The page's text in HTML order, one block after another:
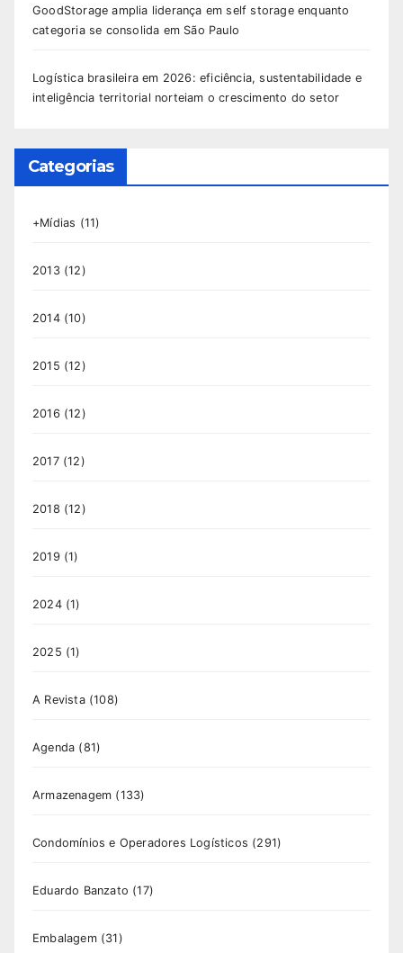
GoodStorage amplia liderança em self storage enquanto
categoria se consolida em São Paulo
Logística brasileira em 2026: eficiência, sustentabilidade e
inteligência territorial norteiam o crescimento do setor
Categorias
+Mídias (11)
2013(12)
2014(10)
2015 (12)
2016 (12)
2017(12)
2018 (12)
2019 (1)
2024(1)
2025 (1)
A Revista(108)
Agenda (81)
Armazenagem (133)
Condomínios e Operadores Logísticos (291)
Eduardo Banzato (17)
Embalagem(31)